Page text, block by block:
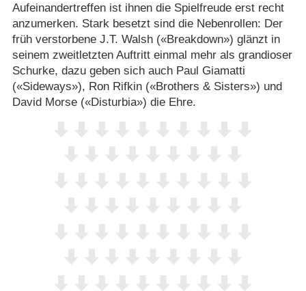
Aufeinandertreffen ist ihnen die Spielfreude erst recht
anzumerken. Stark besetzt sind die Nebenrollen: Der
früh verstorbene J.T. Walsh («Breakdown») glänzt in
seinem zweitletzten Auftritt einmal mehr als grandioser
Schurke, dazu geben sich auch Paul Giamatti
(«Sideways»), Ron Rifkin («Brothers & Sisters») und
David Morse («Disturbia») die Ehre.